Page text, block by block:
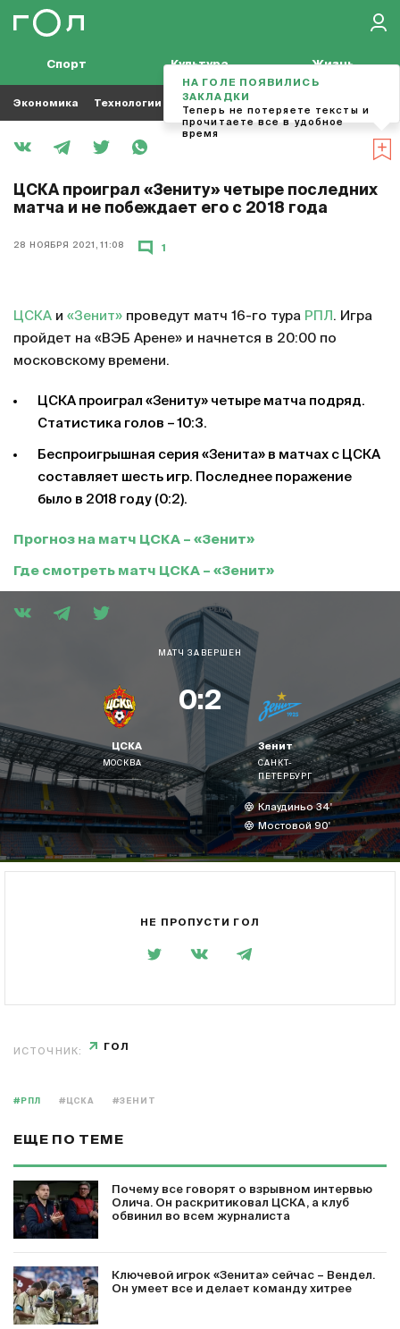
Спорт Культура Жизнь
Экономика Технологии Кино Футбол
ЦСКА проиграл «Зениту» четыре последних
матча и не побеждает его с 2018 года
28 НОЯБРЯ 2021, 11:08 1
ЦСКА и «Зенит» проведут матч 16-го тура РПЛ . Игра
пройдет на «ВЭБ Арене» и начнется в 20:00 по
московскому времени.
ЦСКА проиграл «Зениту» четыре матча подряд.
Статистика голов – 10:3.
Беспроигрышная серия «Зенита» в матчах с ЦСКА
составляет шесть игр. Последнее поражение
было в 2018 году (0:2).
Прогноз на матч ЦСКА – «Зенит»
Где смотреть матч ЦСКА – «Зенит»
МАТЧ ЗАВЕРШЕН
ЦСКА
МОСКВА
0:2
Зенит
САНКТ-
ПЕТЕРБУРГ
Клаудиньо 34'
Мостовой 90'
НЕ ПРОПУСТИ ГОЛ
ИСТОЧНИК: ГОЛ
#РПЛ #ЦСКА #ЗЕНИТ
ЕЩЕ ПО ТЕМЕ
Почему все говорят о взрывном интервью
Олича. Он раскритиковал ЦСКА, а клуб
обвинил во всем журналиста
Ключевой игрок «Зенита» сейчас – Вендел.
Он умеет все и делает команду хитрее
НА ГОЛЕ ПОЯВИЛИСЬ
ЗАКЛАДКИ
Теперь не потеряете тексты и
прочитаете все в удобное
время